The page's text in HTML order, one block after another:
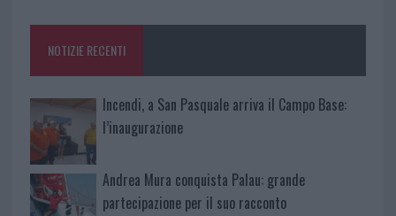
o
k
p
NOTIZIE RECENTI
Incendi, a San Pasquale arriva il Campo Base:
l’inaugurazione
Andrea Mura conquista Palau: grande
partecipazione per il suo racconto